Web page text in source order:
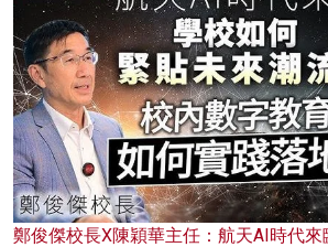
鄭俊傑校長X陳穎華主任：航天AI時代